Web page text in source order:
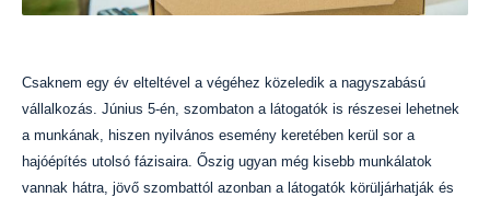
Csaknem egy év elteltével a végéhez közeledik a nagyszabású
vállalkozás. Június 5-én, szombaton a látogatók is részesei lehetnek
a munkának, hiszen nyilvános esemény keretében kerül sor a
hajóépítés utolsó fázisaira. Őszig ugyan még kisebb munkálatok
vannak hátra, jövő szombattól azonban a látogatók körüljárhatják és